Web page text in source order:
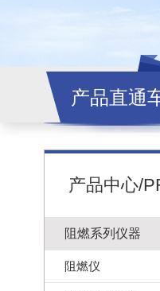
产品直通
产品中心/
阻燃系列仪器
阻燃仪